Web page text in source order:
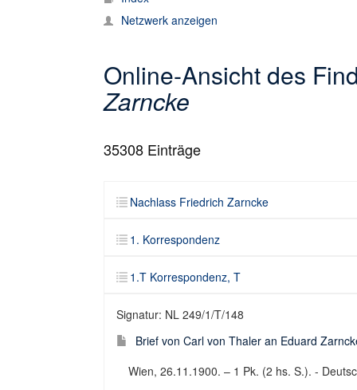
Netzwerk anzeigen
Online-Ansicht des
Zarncke
35308 Einträge
Nachlass Friedrich Zarncke
1. Korrespondenz
1.T Korrespondenz, T
Signatur: NL 249/1/T/148
Brief von Carl von Thaler an Eduard
Wien, 26.11.1900. – 1 Pk. (2 hs. S.). -